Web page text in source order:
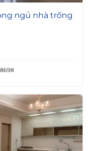
ngủ nhà trống